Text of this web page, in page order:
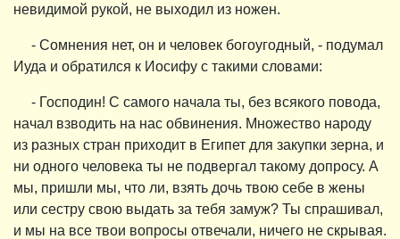
невидимой рукой, не выходил из ножен.
- Сомнения нет, он и человек богоугодный, - подумал
Иуда и обратился к Иосифу с такими словами:
- Господин! С самого начала ты, без всякого повода,
начал взводить на нас обвинения. Множество народу
из разных стран приходит в Египет для закупки зерна, и
ни одного человека ты не подвергал такому допросу. А
мы, пришли мы, что ли, взять дочь твою себе в жены
или сестру свою выдать за тебя замуж? Ты спрашивал,
и мы на все твои вопросы отвечали, ничего не скрывая.